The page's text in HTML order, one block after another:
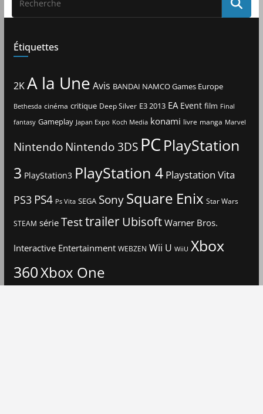
Étiquettes
2KA la Une Avis BANDAI NAMCO Games Europe
Bethesda cinéma critique Deep Silver E3 2013 EA Event film Final
fantasy Gameplay Japan Expo Koch Media konami livre manga Marvel
Nintendo Nintendo 3DS PCPlayStation
3 PlayStation3 PlayStation 4 Playstation Vita
PS3 PS4 Ps Vita SEGA Sony Square Enix Star Wars
STEAM série TesttrailerUbisoftWarner Bros.
Interactive Entertainment WEBZEN Wii U WiiU Xbox
360Xbox One